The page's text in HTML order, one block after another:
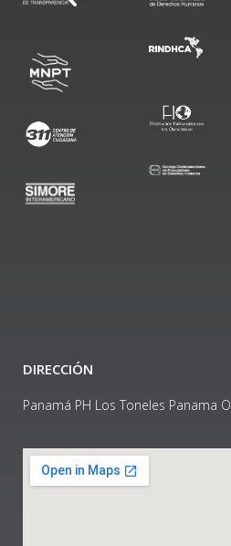
DIRECCIÓN
Panamá PH Los Toneles Panama